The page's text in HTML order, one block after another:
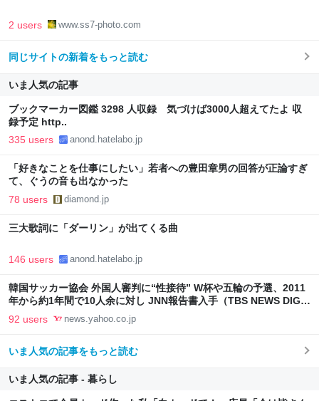
2 users www.ss7-photo.com
同じサイトの新着をもっと読む
いま人気の記事
ブックマーカー図鑑 3298 人収録 気づけば3000人超えてたよ 収
録予定 http..
335 users anond.hatelabo.jp
「好きなことを仕事にしたい」若者への豊田章男の回答が正論すぎ
て、ぐうの音も出なかった
78 users diamond.jp
三大歌詞に「ダーリン」が出てくる曲
146 users anond.hatelabo.jp
韓国サッカー協会 外国人審判に“性接待” W杯や五輪の予選、2011
年から約1年間で10人余に対し JNN報告書入手（TBS NEWS DIG
Powered by JNN） - Yahoo!ニュース
92 users news.yahoo.co.jp
いま人気の記事をもっと読む
いま人気の記事 - 暮らし